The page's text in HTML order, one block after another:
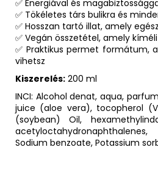
✅ Energiával és
✅ Tökéletes társ bulikra és
✅ Hosszan tartó illat, amely
✅ Vegán összetétel, amely
✅ Praktikus permet formátum,
vihetsz
Kiszerelés: 200 ml
INCI: Alcohol denat, aqua,
juice (aloe vera), tocopherol
(soybean) Oil,
Sodium benzoate, Potassium